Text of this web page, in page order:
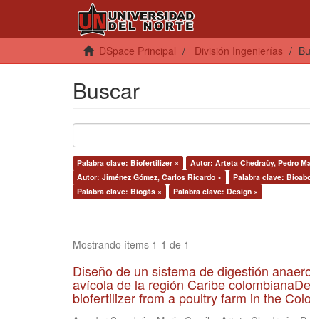
DSpace Principal División Ingenierías
Buscar
Palabra clave: Biofertilizer × Autor: Arteta Chedraüy, Pedro
Autor: Jiménez Gómez, Carlos Ricardo ×
Palabra clave:
Palabra clave: Biogás ×
Palabra clave: Design ×
Mostrando ítems 1-1 de 1
Diseño de un sistema de digestión
avícola de la región Caribe
biofertilizer from a poultry farm in the